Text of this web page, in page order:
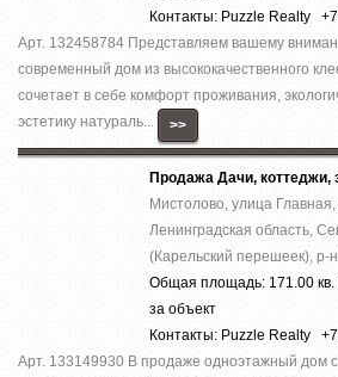
Контакты: Puzzle Realty
Арт. 132458784 Представляем вашему
современный дом из высококачественного
сочетает в себе комфорт проживания,
эстетику натураль...
>>
Продажа Дачи, коттеджи,
Мистолово, улица
Ленинградская область,
(Карельский перешеек), р-
Общая площадь: 171.00
за объект
Контакты: Puzzle Realty
Арт. 133149930 В продаже одноэтажный дом с